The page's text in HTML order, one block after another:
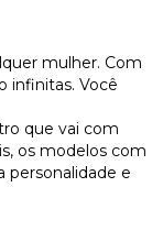
mulher. Com
infinitas. Você
que vai com
os modelos com
personalidade e